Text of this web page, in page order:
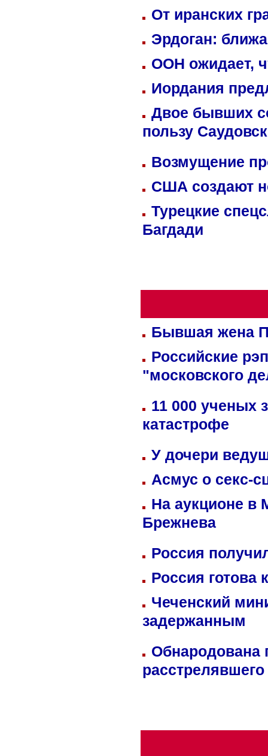
От иранских
Эрдоган:
ООН ожидает,
Иордания
Двое бывших
пользу
Возмущение
США создают
Турецкие
Багдади
Бывшая жена
Российские
"московского
11 000 ученых
катастрофе
У дочери
Асмус о секс-
На аукционе в
Брежнева
Россия
Россия готова
Чеченский
задержанным
Обнародована